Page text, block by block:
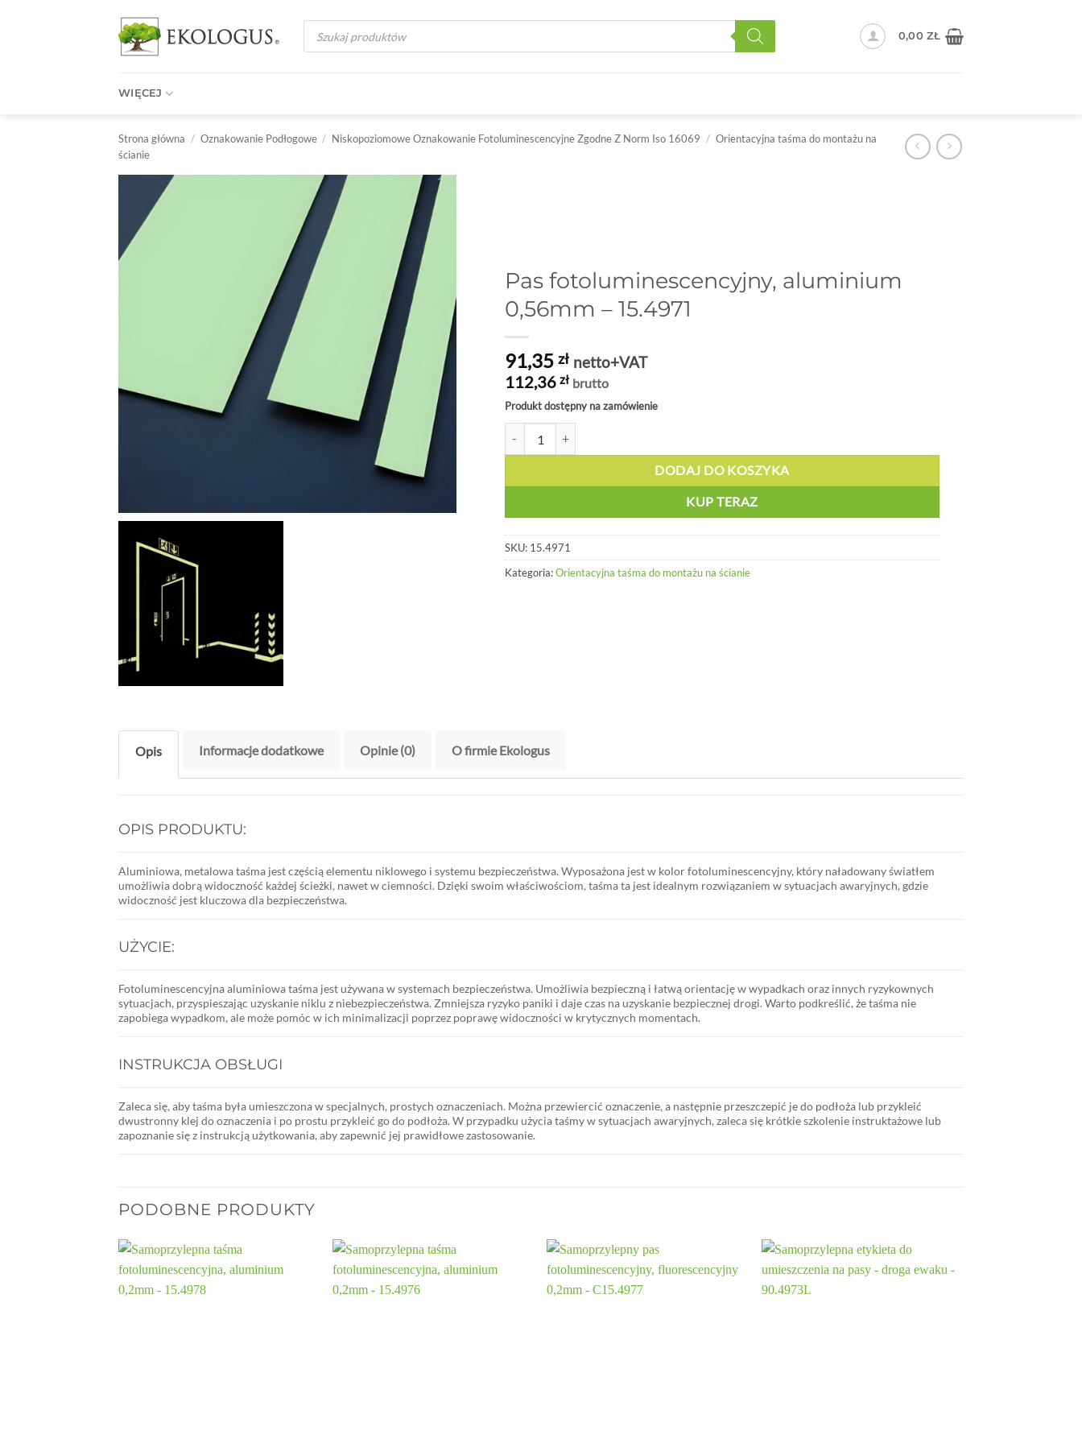
Wyszukiwarka
produktów
0,00ZŁ
WIĘCEJ
Strona główna / Oznakowanie Podłogowe / Niskopoziomowe Oznakowanie Fotoluminescencyjne Zgodne Z Norm Iso 16069 / Orientacyjna taśma do montażu na
ścianie
Pas fotoluminescencyjny, aluminium
0,56mm – 15.4971
91,35 zł netto+VAT
112,36 zł brutto
Produkt dostępny na zamówienie
DODAJ DO KOSZYKA
KUP TERAZ
SKU: 15.4971
Kategoria:Orientacyjna taśma do montażu na ścianie
Opis Informacje dodatkowe Opinie (0) O firmie Ekologus
OPIS PRODUKTU:
Aluminiowa, metalowa taśma jest częścią elementu niklowego i systemu bezpieczeństwa. Wyposażona jest w kolor fotoluminescencyjny, który naładowany światłem
umożliwia dobrą widoczność każdej ścieżki, nawet w ciemności. Dzięki swoim właściwościom, taśma ta jest idealnym rozwiązaniem w sytuacjach awaryjnych, gdzie
widoczność jest kluczowa dla bezpieczeństwa.
UŻYCIE:
Fotoluminescencyjna aluminiowa taśma jest używana w systemach bezpieczeństwa. Umożliwia bezpieczną i łatwą orientację w wypadkach oraz innych ryzykownych
sytuacjach, przyspieszając uzyskanie niklu z niebezpieczeństwa. Zmniejsza ryzyko paniki i daje czas na uzyskanie bezpiecznej drogi. Warto podkreślić, że taśma nie
zapobiega wypadkom, ale może pomóc w ich minimalizacji poprzez poprawę widoczności w krytycznych momentach.
INSTRUKCJA OBSŁUGI
Zaleca się, aby taśma była umieszczona w specjalnych, prostych oznaczeniach. Można przewiercić oznaczenie, a następnie przeszczepić je do podłoża lub przykleić
dwustronny klej do oznaczenia i po prostu przykleić go do podłoża. W przypadku użycia taśmy w sytuacjach awaryjnych, zaleca się krótkie szkolenie instruktażowe lub
zapoznanie się z instrukcją użytkowania, aby zapewnić jej prawidłowe zastosowanie.
PODOBNE PRODUKTY